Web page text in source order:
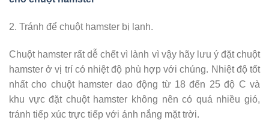
2. Tránh để chuột hamster bị lạnh.
Chuột hamster rất dễ chết vì lành vì vậy hãy lưu ý đặt chuột
hamster ở vị trí có nhiệt độ phù hợp với chúng. Nhiệt độ tốt
nhất cho chuột hamster dao động từ 18 đến 25 độ C và
khu vực đặt chuột hamster không nên có quá nhiều gió,
tránh tiếp xúc trực tiếp với ánh nắng mặt trời.